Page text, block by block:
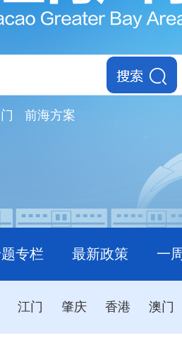
前海方案
专栏 最新政策 一
江门 肇庆 香港 澳门